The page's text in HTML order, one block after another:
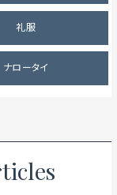
礼服
ナロータイ